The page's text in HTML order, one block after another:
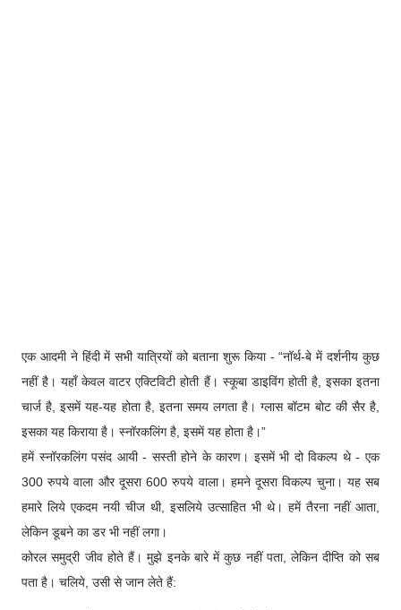
एक आदमी ने हिंदी में सभी यात्रियों को बताना शुरू किया - “नॉर्थ-बे में दर्शनीय कुछ
नहीं है। यहाँ केवल वाटर एक्टिविटी होती हैं। स्कूबा डाइविंग होती है, इसका इतना
चार्ज है, इसमें यह-यह होता है, इतना समय लगता है। ग्लास बॉटम बोट की सैर है,
इसका यह किराया है। स्नॉरकलिंग है, इसमें यह होता है।”
हमें स्नॉरकलिंग पसंद आयी - सस्ती होने के कारण। इसमें भी दो विकल्प थे - एक
300 रुपये वाला और दूसरा 600 रुपये वाला। हमने दूसरा विकल्प चुना। यह सब
हमारे लिये एकदम नयी चीज थी, इसलिये उत्साहित भी थे। हमें तैरना नहीं आता,
लेकिन डूबने का डर भी नहीं लगा।
कोरल समुद्री जीव होते हैं। मुझे इनके बारे में कुछ नहीं पता, लेकिन दीप्ति को सब
पता है। चलिये, उसी से जान लेते हैं: